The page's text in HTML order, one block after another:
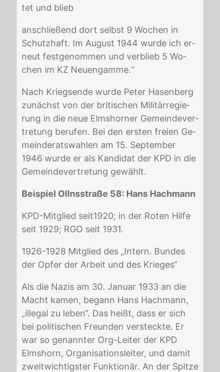
tet und blieb
an­schlie­ßend dort selbst 9 Wo­chen in
Schutz­haft. Im Au­gust 1944 wur­de ich er­
neut fest­ge­nom­men und ver­blieb 5 Wo­
chen im KZ Neu­eng­am­me.“
Nach Kriegs­en­de wur­de Pe­ter Ha­sen­berg
zu­nächst von der bri­ti­schen Mi­li­tär­re­gie­
rung in die neue Elms­hor­ner Ge­mein­de­ver­
tre­tung be­ru­fen. Bei den ers­ten frei­en Ge­
mein­de­rats­wah­len am 15. Sep­tem­ber
1946 wur­de er als Kan­di­dat der KPD in die
Ge­mein­de­ver­tre­tung ge­wählt.
Beispiel Ollnsstraße 58: Hans Hachmann
KPD-Mit­glied seit1920; in der Ro­ten Hil­fe
seit 1929; RGO seit 1931.
1926-1928 Mit­glied des „In­tern. Bun­des
der Op­fer der Ar­beit und des Krie­ges“
Als die Na­zis am 30. Ja­nu­ar 1933 an die
Macht ka­men, be­gann Hans Hach­mann,
„il­le­gal zu le­ben“. Das heißt, dass er sich
bei po­li­ti­schen Freun­den ver­steck­te. Er
war so ge­nann­ter Org-Lei­ter der KPD
Elms­horn, Or­ga­ni­sa­ti­ons­lei­ter, und da­mit
zweit­wich­tigs­ter Funk­tio­när. An der Spit­ze